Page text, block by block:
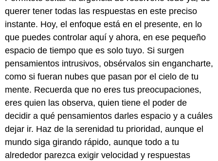
querer tener todas las respuestas en este preciso
instante. Hoy, el enfoque está en el presente, en lo
que puedes controlar aquí y ahora, en ese pequeño
espacio de tiempo que es solo tuyo. Si surgen
pensamientos intrusivos, obsérvalos sin engancharte,
como si fueran nubes que pasan por el cielo de tu
mente. Recuerda que no eres tus preocupaciones,
eres quien las observa, quien tiene el poder de
decidir a qué pensamientos darles espacio y a cuáles
dejar ir. Haz de la serenidad tu prioridad, aunque el
mundo siga girando rápido, aunque todo a tu
alrededor parezca exigir velocidad y respuestas